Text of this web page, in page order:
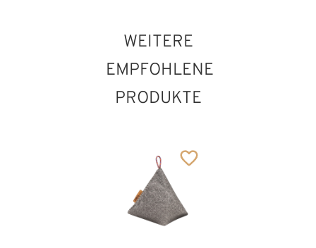
WEITERE
EMPFOHLENE
PRODUKTE